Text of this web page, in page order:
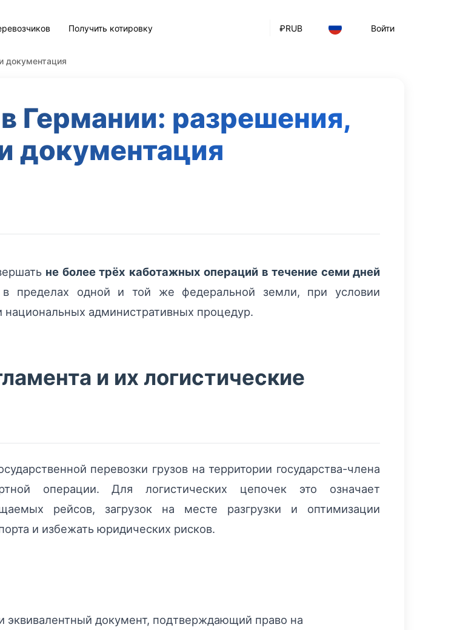
₽RUB Войти
Получить котировку
документация
Германии: разрешения,
документация
не более трёх каботажных операций в течение семи дней
в пределах одной и той же федеральной земли, при условии
административных процедур.
и их логистические
перевозки грузов на территории государства-члена
операции. Для логистических цепочек это означает
рейсов, загрузок на месте разгрузки и оптимизации
и избежать юридических рисков.
эквивалентный документ, подтверждающий право на